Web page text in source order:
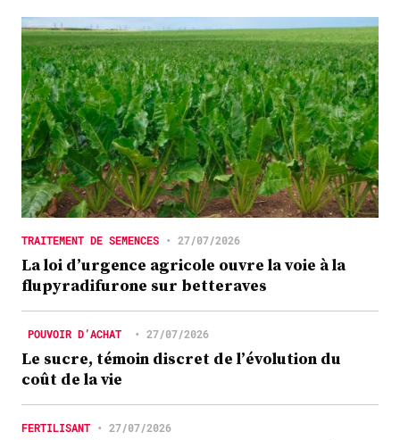
TRAITEMENT DE SEMENCES • 27/07/2026
La loi d’urgence agricole ouvre la voie à la
flupyradifurone sur betteraves
POUVOIR D’ACHAT • 27/07/2026
Le sucre, témoin discret de l’évolution du
coût de la vie
FERTILISANT • 27/07/2026